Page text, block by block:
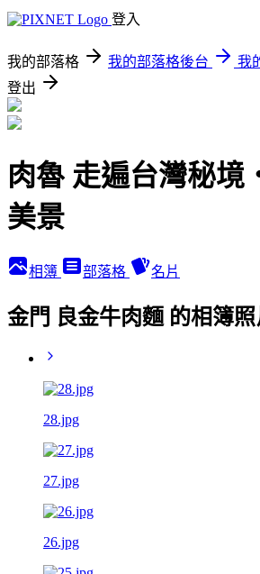
登入
我的部落格 我的部落格後台
我
登出
肉魯 走遍台灣秘境
美景
相簿 部落格 名片
金門 良金牛肉麵 的相簿照
28.jpg
27.jpg
26.jpg